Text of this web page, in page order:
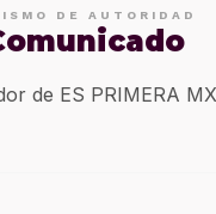
DE AUTORIDAD
de ES PRIMERA MX